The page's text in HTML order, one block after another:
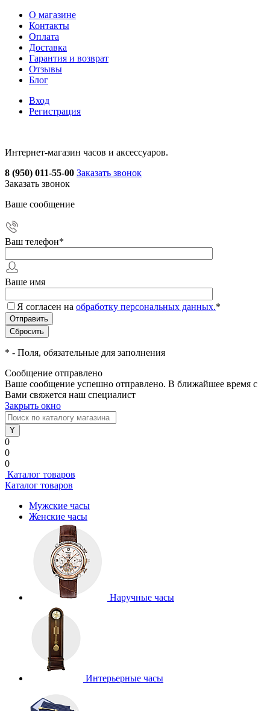
О магазине
Контакты
Оплата
Доставка
Гарантия и возврат
Отзывы
Блог
Вход
Регистрация
Интернет-магазин часов и аксессуаров.
8 (950) 011-55-00 Заказать звонок
Заказать звонок
Ваше сообщение
Ваш телефон*
Ваше имя
Я согласен на обработку персональных данных.*
* - Поля, обязательные для заполнения
Сообщение отправлено
Ваше сообщение успешно отправлено. В ближайшее время с
Вами свяжется наш специалист
Закрыть окно
0
0
0
Каталог товаров
Каталог товаров
Мужские часы
Женские часы
Наручные часы
Интерьерные часы